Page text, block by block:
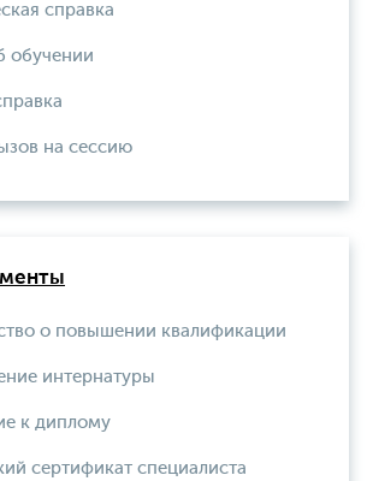
справка
обучении
на сессию
о повышении квалификации
интернатуры
к диплому
сертификат специалиста